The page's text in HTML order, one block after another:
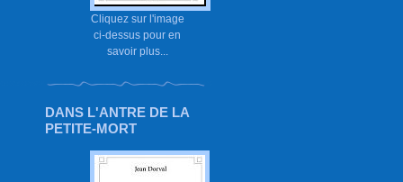
Cliquez sur l'image
ci-dessus pour en
savoir plus...
DANS L'ANTRE DE LA
PETITE-MORT